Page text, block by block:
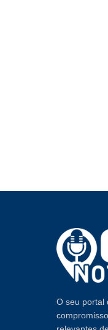
O seu portal